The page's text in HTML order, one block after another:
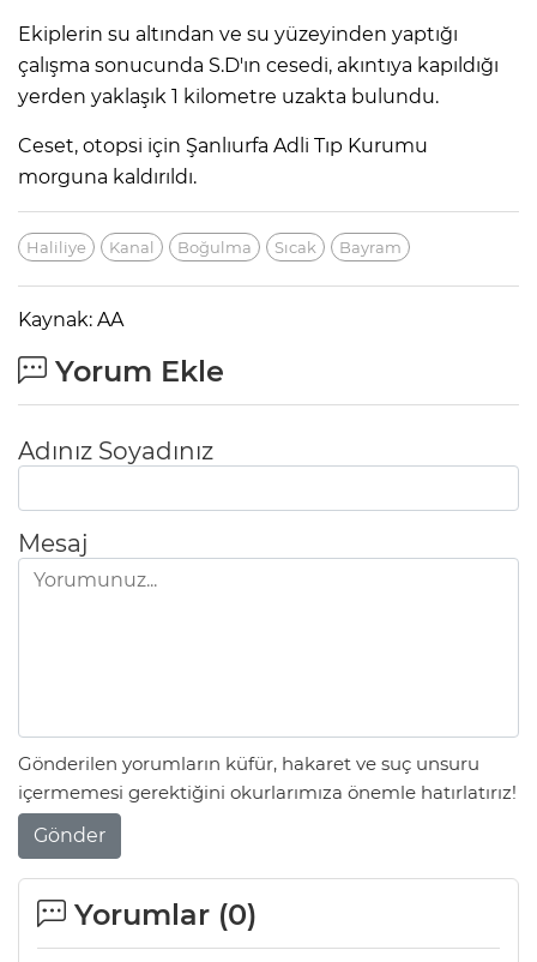
Ekiplerin su altından ve su yüzeyinden yaptığı
çalışma sonucunda S.D'ın cesedi, akıntıya kapıldığı
yerden yaklaşık 1 kilometre uzakta bulundu.
Ceset, otopsi için Şanlıurfa Adli Tıp Kurumu
morguna kaldırıldı.
Haliliye Kanal Boğulma Sıcak Bayram
Kaynak: AA
Yorum Ekle
Adınız Soyadınız
Mesaj
Gönderilen yorumların küfür, hakaret ve suç unsuru
içermemesi gerektiğini okurlarımıza önemle hatırlatırız!
Gönder
Yorumlar (0)